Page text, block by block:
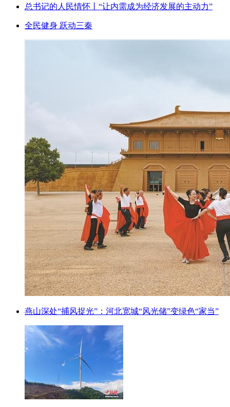
总书记的人民情怀丨“让内需成为经济发展的主动力”
全民健身 跃动三秦
燕山深处“捕风捉光”：河北宽城“风光储”变绿色“家当”